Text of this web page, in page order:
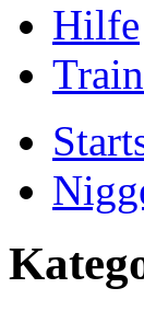
Hilfe